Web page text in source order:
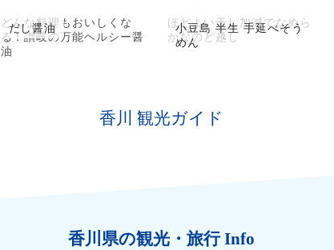
だし醤油
どんな料理もおいしくな
る！讃岐の万能ヘルシー醤
油
小豆島 半生 手延べそう
めん
ほどよい干し加減でなめら
かなのど越し
香川 観光ガイド
香川県の観光・旅行 Info